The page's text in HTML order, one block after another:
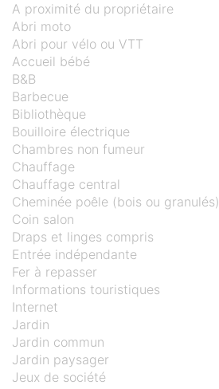
A proximité du propriétaire
Abri moto
Abri pour vélo ou VTT
Accueil bébé
B&B
Barbecue
Bibliothèque
Bouilloire électrique
Chambres non fumeur
Chauffage
Chauffage central
Cheminée poêle (bois ou granulés)
Coin salon
Draps et linges compris
Entrée indépendante
Fer à repasser
Informations touristiques
Internet
Jardin
Jardin commun
Jardin paysager
Jeux de société